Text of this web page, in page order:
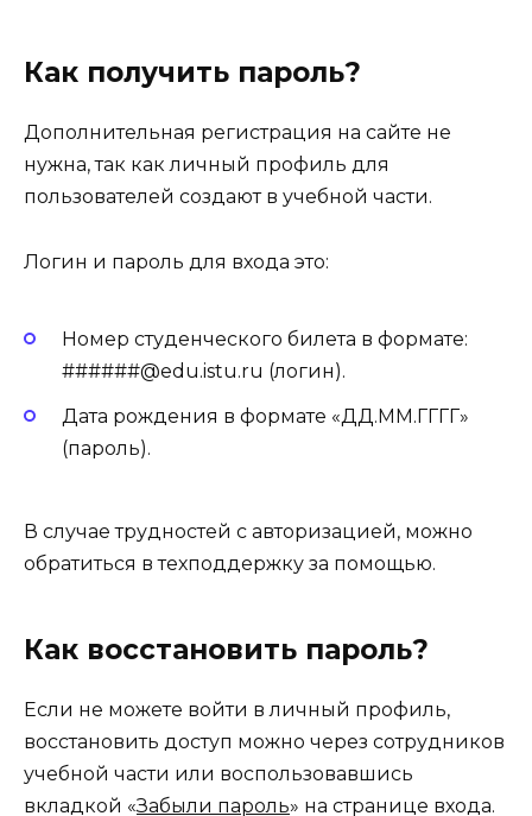
Как получить пароль?
Дополнительная регистрация на сайте не
нужна, так как личный профиль для
пользователей создают в учебной части.
Логин и пароль для входа это:
Номер студенческого билета в формате:
######@edu.istu.ru (логин).
Дата рождения в формате «ДД.ММ.ГГГГ»
(пароль).
В случае трудностей с авторизацией, можно
обратиться в техподдержку за помощью.
Как восстановить пароль?
Если не можете войти в личный профиль,
восстановить доступ можно через сотрудников
учебной части или воспользовавшись
вкладкой «Забыли пароль» на странице входа.